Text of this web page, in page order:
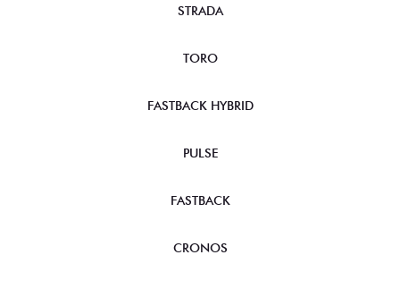
STRADA
TORO
FASTBACK HYBRID
PULSE
FASTBACK
CRONOS